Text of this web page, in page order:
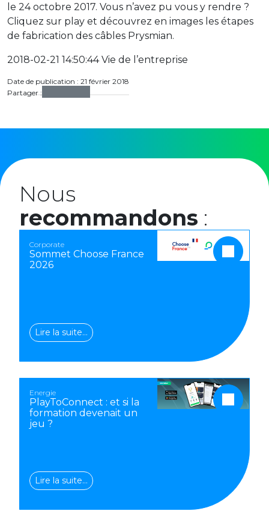
le 24 octobre 2017. Vous n’avez pu vous y rendre ?
Cliquez sur play et découvrez en images les étapes
de fabrication des câbles Prysmian.
2018-02-21 14:50:44 Vie de l’entreprise
Date de publication : 21 février 2018
Partager :
Nous
recommandons :
Corporate
Sommet Choose France
2026
Lire la suite…
Energie
PlayToConnect : et si la
formation devenait un
jeu ?
Lire la suite…